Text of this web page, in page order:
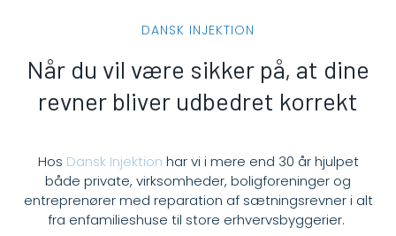
DANSK INJEKTION
Når du vil være sikker på, at dine
revner bliver udbedret korrekt
Hos Dansk Injektion har vi i mere end 30 år hjulpet
både private, virksomheder, boligforeninger og
entreprenører med reparation af sætningsrevner i alt
fra enfamilieshuse til store erhvervsbyggerier.